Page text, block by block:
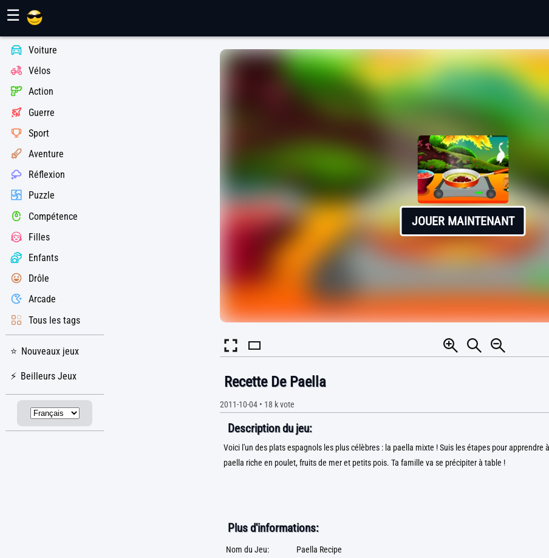
☰
Voiture
Vélos
Action
Guerre
Sport
Aventure
Réflexion
Puzzle
Compétence
Filles
Enfants
Drôle
Arcade
Tous les tags
Nouveaux jeux
Beilleurs Jeux
JOUER MAINTENANT
Recette De Paella
2011-10-04• 18 kvote
Description du jeu:
Voici l'un des plats espagnols les plus célèbres : la paella mixte ! Suis les étapes pour apprendre
paella riche en poulet, fruits de mer et petits pois. Ta famille va se précipiter à table !
Plus d'informations:
Nom du Jeu:
Paella Recipe